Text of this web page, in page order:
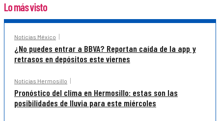
Lo más visto
Noticias México
¿No puedes entrar a BBVA? Reportan caída de la app y
retrasos en depósitos este viernes
Noticias Hermosillo
Pronóstico del clima en Hermosillo: estas son las
posibilidades de lluvia para este miércoles